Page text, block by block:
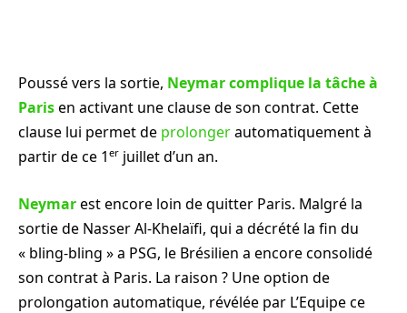
Poussé vers la sortie, Neymar complique la tâche à
Parisen activant une clause de son contrat. Cette
clause lui permet de prolongerautomatiquement à
partir de ce 1 er juillet d’un an.
Neymarest encore loin de quitter Paris. Malgré la
sortie de Nasser Al-Khelaïfi, qui a décrété la fin du
« bling-bling » a PSG, le Brésilien a encore consolidé
son contrat à Paris. La raison ? Une option de
prolongation automatique, révélée par L’Equipe ce